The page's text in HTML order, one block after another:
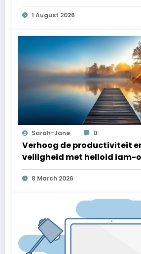
1 August 2026
Sarah-Jane 0
Verhoog de productiviteit
veiligheid met helloid iam-
8 March 2026